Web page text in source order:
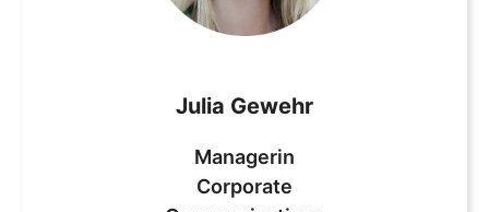
Julia Gewehr
Managerin
Corporate